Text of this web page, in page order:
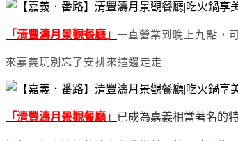
「清豐濤月景觀餐廳」 一直營業到晚上九點，
來嘉義玩別忘了安排來這邊走走
「清豐濤月景觀餐廳」 已成為嘉義相當著名的